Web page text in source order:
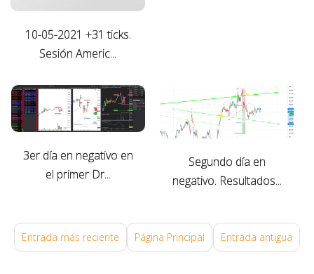
i
e
0
4
10-05-2021 +31 ticks.
Sesión Americ...
3er día en negativo en
el primer Dr...
Segundo día en
negativo. Resultados...
Entrada más reciente Entrada antigua
Página Principal